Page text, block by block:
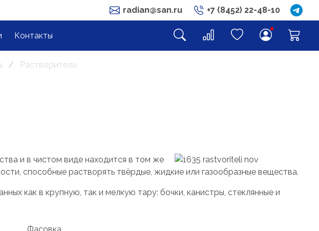
radian@san.ru +7 (8452) 22-48-10
Контакты
Растворители
и в чистом виде находится в том же
способные растворять твёрдые, жидкие или газообразные вещества.
как в крупную, так и мелкую тару: бочки, канистры, стеклянные и